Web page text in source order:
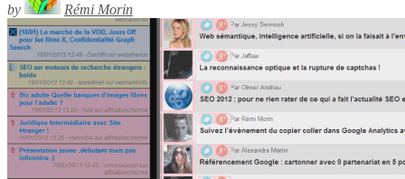
by Rémi Morin